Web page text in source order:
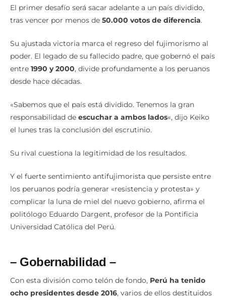
El primer desafío será sacar adelante a un país dividido,
tras vencer por menos de 50.000 votos de diferencia.
Su ajustada victoria marca el regreso del fujimorismo al
poder. El legado de su fallecido padre, que gobernó el país
entre 1990 y 2000, divide profundamente a los peruanos
desde hace décadas.
«Sabemos que el país está dividido. Tenemos la gran
responsabilidad de escuchar a ambos lados«, dijo Keiko
el lunes tras la conclusión del escrutinio.
Su rival cuestiona la legitimidad de los resultados.
Y el fuerte sentimiento antifujimorista que persiste entre
los peruanos podría generar «resistencia y protesta» y
complicar la luna de miel del nuevo gobierno, afirma el
politólogo Eduardo Dargent, profesor de la Pontificia
Universidad Católica del Perú.
– Gobernabilidad –
Con esta división como telón de fondo, Perú ha tenido
ocho presidentes desde 2016, varios de ellos destituidos